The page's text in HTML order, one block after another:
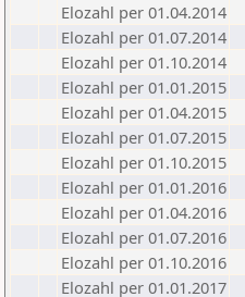
Elozahl per 01.04.2014
Elozahl per 01.07.2014
Elozahl per 01.10.2014
Elozahl per 01.01.2015
Elozahl per 01.04.2015
Elozahl per 01.07.2015
Elozahl per 01.10.2015
Elozahl per 01.01.2016
Elozahl per 01.04.2016
Elozahl per 01.07.2016
Elozahl per 01.10.2016
Elozahl per 01.01.2017